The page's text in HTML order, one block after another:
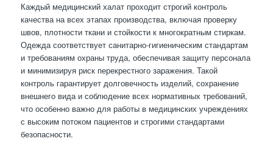
Каждый медицинский халат проходит строгий контроль
качества на всех этапах производства, включая проверку
швов, плотности ткани и стойкости к многократным стиркам.
Одежда соответствует санитарно-гигиеническим стандартам
и требованиям охраны труда, обеспечивая защиту персонала
и минимизируя риск перекрестного заражения. Такой
контроль гарантирует долговечность изделий, сохранение
внешнего вида и соблюдение всех нормативных требований,
что особенно важно для работы в медицинских учреждениях
с высоким потоком пациентов и строгими стандартами
безопасности.